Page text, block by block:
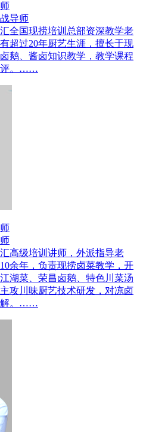
导师
全国现捞培训总部资深教学老
超过20年厨艺生涯，擅长于现
鹅、酱卤知识教学，教学课程
评。……
高级培训讲师，外派指导老
余年，负责现捞卤菜教学，开
湖菜、荣昌卤鹅、特色川菜汤
攻川味厨艺技术研发，对凉卤
解。……